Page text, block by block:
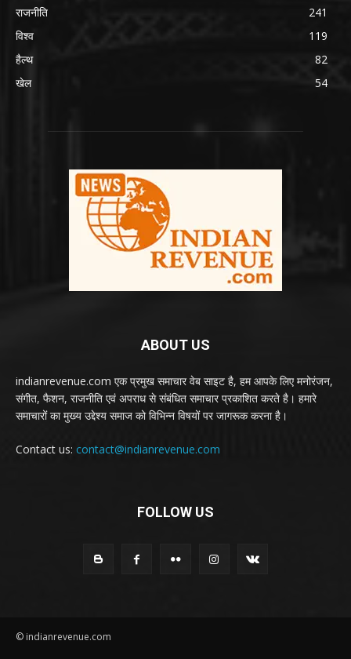
राजनीति
241
विश्व
119
हैल्थ
82
खेल
54
ABOUT US
indianrevenue.com एक प्रमुख समाचार वेब साइट है, हम आपके लिए मनोरंजन,
संगीत, फैशन, राजनीति एवं अपराध से संबंधित समाचार प्रकाशित करते है। हमारे
समाचारों का मुख्य उद्देश्य समाज को विभिन्न विषयों पर जागरूक करना है।
Contact us: contact@indianrevenue.com
FOLLOW US
© indianrevenue.com